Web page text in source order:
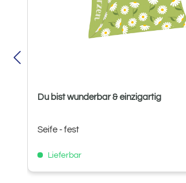
Du bist wunderbar & einzigartig
Seife - fest
Lieferbar